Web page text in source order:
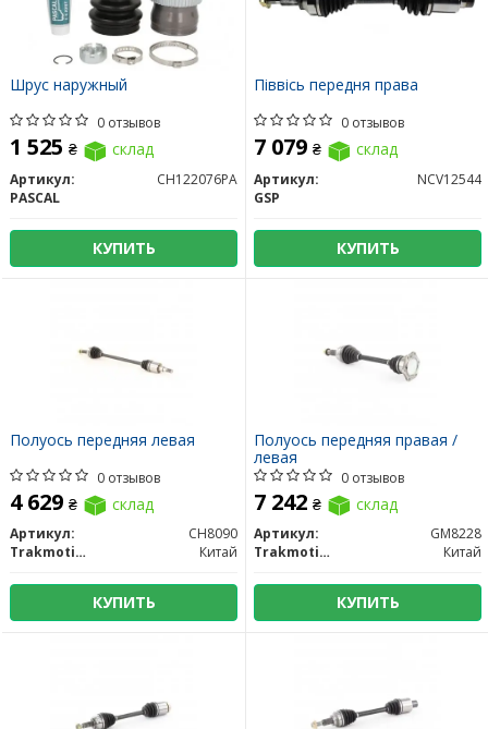
Шрус наружный
0 отзывов
1 525 ₴ склад
Артикул:
CH122076PA
PASCAL
КУПИТЬ
Піввісь передня права
0 отзывов
7 079 ₴ склад
Артикул:
NCV12544
GSP
КУПИТЬ
Полуось передняя левая
0 отзывов
4 629 ₴ склад
Артикул:
CH8090
Trakmotive/Surtrack
Китай
КУПИТЬ
Полуось передняя правая /
левая
0 отзывов
7 242 ₴ склад
Артикул:
GM8228
Trakmotive/Surtrack
Китай
КУПИТЬ